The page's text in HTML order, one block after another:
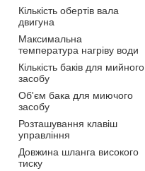
Кількість обертів вала
двигуна
Максимальна
температура нагріву води
Кількість баків для мийного
засобу
Об'єм бака для миючого
засобу
Розташування клавіш
управління
Довжина шланга високого
тиску